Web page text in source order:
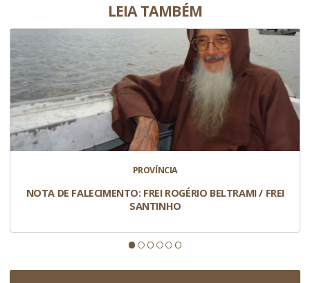
LEIA TAMBÉM
PROVÍNCIA
NOTA DE FALECIMENTO: FREI ROGÉRIO BELTRAMI / FREI
SANTINHO